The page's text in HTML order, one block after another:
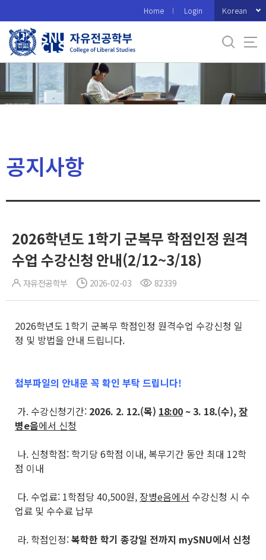
로
메
Home Login Korean
공지사항
2026학년도 1학기 군복무 학점인정 원격
수업 수강신청 안내(2/12~3/18)
자유전공학부 2026-02-03 82339
2026학년도 1학기 군복무 학점인정 원격수업 수강신청 일
정 및 방법을 안내 드립니다.
첨부파일의 안내문 꼭 확인 부탁 드립니다!
가. 수강신청기간: 2026. 2. 12.(목) 18:00~ 3. 18.(수),장
병e음에서 신청
나. 신청학점: 학기당 6학점 이내, 복무기간 동안 최대 12학
점 이내
다. 수업료: 1학점당 40,500원, 장병e음에서 수강신청 시 수
업료 및 수수료 납부
라. 학점인정:복학한 학기 종강일 전까지 mySNU에서 신청